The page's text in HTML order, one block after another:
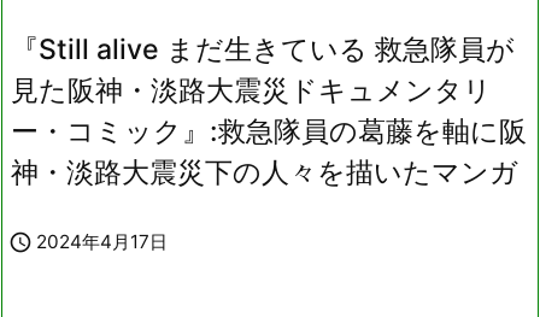
『Still alive まだ生きている 救急隊員が
見た阪神・淡路大震災ドキュメンタリ
ー・コミック』:救急隊員の葛藤を軸に阪
神・淡路大震災下の人々を描いたマンガ
 2024年4月17日